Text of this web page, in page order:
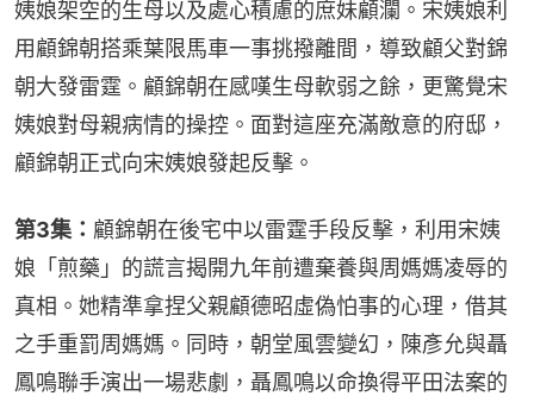
姨娘架空的生母以及處心積慮的庶妹顧瀾。宋姨娘利
用顧錦朝搭乘葉限馬車一事挑撥離間，導致顧父對錦
朝大發雷霆。顧錦朝在感嘆生母軟弱之餘，更驚覺宋
姨娘對母親病情的操控。面對這座充滿敵意的府邸，
顧錦朝正式向宋姨娘發起反擊。
第3集： 顧錦朝在後宅中以雷霆手段反擊，利用宋姨
娘「煎藥」的謊言揭開九年前遭棄養與周媽媽凌辱的
真相。她精準拿捏父親顧德昭虛偽怕事的心理，借其
之手重罰周媽媽。同時，朝堂風雲變幻，陳彥允與聶
鳳鳴聯手演出一場悲劇，聶鳳鳴以命換得平田法案的